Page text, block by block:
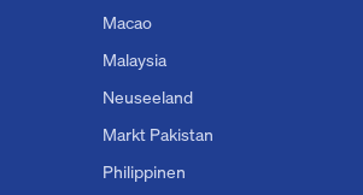
Macao
Malaysia
Neuseeland
Markt Pakistan
Philippinen